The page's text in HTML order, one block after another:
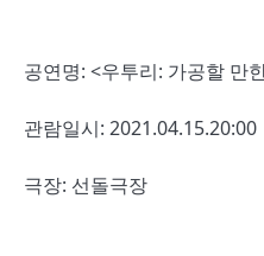
공연명: <우투리: 가공할 만
관람일시: 2021.04.15.20:00
극장: 선돌극장